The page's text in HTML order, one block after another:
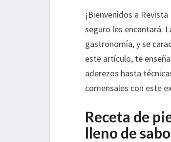
¡Bienvenidos a
seguro les encantará.
gastronomía, y se
este artículo, te
aderezos hasta
comensales con este
Receta de
lleno de